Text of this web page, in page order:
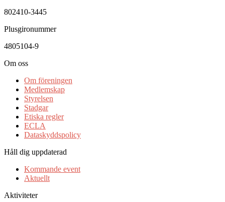
802410-3445
Plusgironummer
4805104-9
Om oss
Om föreningen
Medlemskap
Styrelsen
Stadgar
Etiska regler
ECLA
Dataskyddspolicy
Håll dig uppdaterad
Kommande event
Aktuellt
Aktiviteter